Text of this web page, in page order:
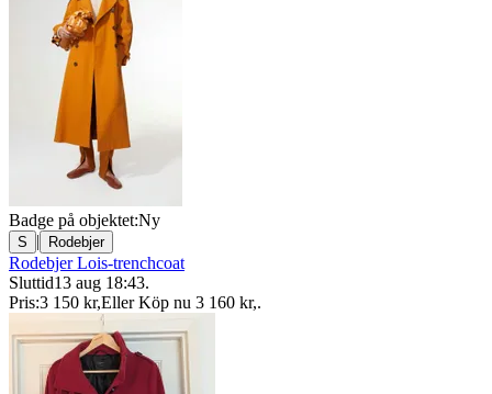
Badge på objektet:Ny
S | Rodebjer
Rodebjer Lois-trenchcoat
Sluttid13 aug 18:43.
Pris:3 150 kr,Eller Köp nu 3 160 kr,.